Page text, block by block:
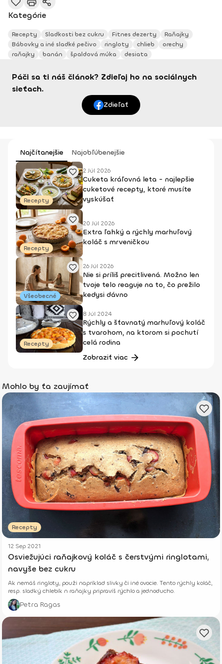
Kategórie
Recepty Sladkosti bez cukru Fitnes dezerty
Raňajky
Bábovky a iné sladké pečivo
ringloty chlieb
orechy
raňajky
banán špaldová múka desiata
Páči sa ti náš článok? Zdieľaj ho na sociálnych
sieťach.
Zdieľať
Najčítanejšie Najobľúbenejšie
Recepty
2 Júl 2026
Cuketa kráľovná leta - najlepšie
cuketové recepty, ktoré musíte
vyskúšať
Recepty
20 Júl 2026
Extra ľahký a rýchly marhuľový
koláč s mrveničkou
Všeobecné
26 Júl 2026
Nie si príliš precitlivená. Možno len
tvoje telo reaguje na to, čo prežilo
kedysi dávno
Recepty
8 Júl 2024
Rýchly a šťavnatý marhuľový koláč
s tvarohom, na ktorom si pochutí
celá rodina
Zobraziť viac
Mohlo by ťa zaujímať
Recepty
12 Sep 2021
Osviežujúci raňajkový koláč s čerstvými ringlotami,
navyše bez cukru
Ak nemáš ringloty, použi napríklad slivky či iné ovocie. Tento rýchly koláč,
resp. sladký chlebík n raňajky pripravíš rýchlo a jednoducho.
Petra Ragas